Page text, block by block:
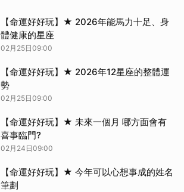
【命運好好玩】★ 2026年能馬力十足、身
體健康的星座
02月25日09:00
【命運好好玩】★ 2026年12星座的整體運
勢
02月25日09:00
【命運好好玩】★ 未來一個月 哪方面會有
喜事臨門?
02月24日09:00
【命運好好玩】★ 今年可以心想事成的姓名
筆劃